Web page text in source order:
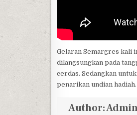
Gelaran Semargres kali
dilangsungkan pada
cerdas. Sedangkan
penarikan undian hadiah.
Author: